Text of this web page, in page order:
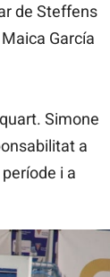
de Steffens
García
Simone
a
i a